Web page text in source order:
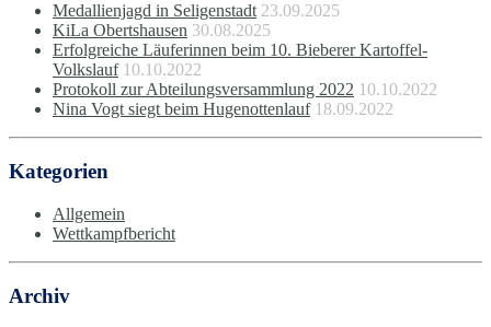
Medallienjagd in Seligenstadt 23.09.2025
KiLa Obertshausen 30.08.2025
Erfolgreiche Läuferinnen beim 10. Bieberer Kartoffel-
Volkslauf 10.10.2022
Protokoll zur Abteilungsversammlung 2022 10.10.2022
Nina Vogt siegt beim Hugenottenlauf 18.09.2022
Kategorien
Allgemein
Wettkampfbericht
Archiv